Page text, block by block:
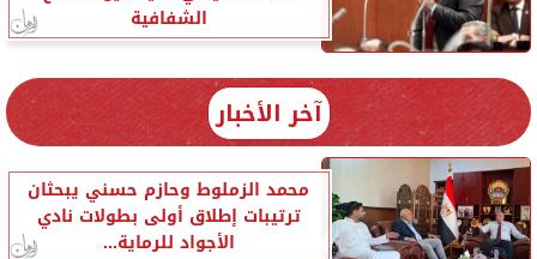
الشفافية
آخر الأخبار
محمد الزملوط وحازم حسني يبحثان
ترتيبات إطلاق أولى بطولات نادي
الأجواد للرماية...